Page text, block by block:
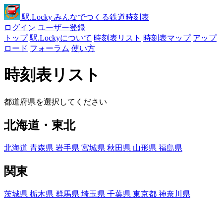
駅.Locky みんなでつくる鉄道時刻表
ログイン ユーザー登録
トップ 駅.Lockyについて 時刻表リスト 時刻表マップ アップ
ロード フォーラム 使い方
時刻表リスト
都道府県を選択してください
北海道・東北
北海道 青森県 岩手県 宮城県 秋田県 山形県 福島県
関東
茨城県 栃木県 群馬県 埼玉県 千葉県 東京都 神奈川県